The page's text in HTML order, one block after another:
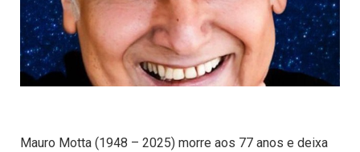
Mauro Motta (1948 – 2025) morre aos 77 anos e deixa